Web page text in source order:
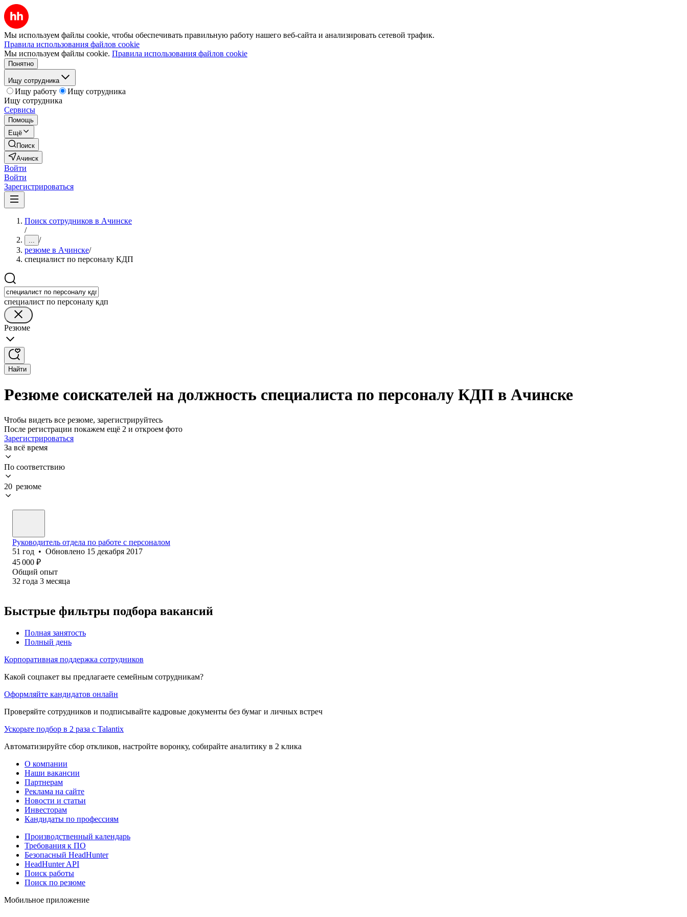
Мы используем файлы cookie, чтобы обеспечивать правильную работу нашего веб-сайта и анализировать сетевой трафик.
Правила использования файлов cookie
Мы используем файлы cookie. Правила использования файлов cookie
Понятно
Ищу сотрудника
Ищу работу
Ищу сотрудника
Ищу сотрудника
Сервисы
Помощь
Ещё
Поиск
Ачинск
Войти
Войти
Зарегистрироваться
Поиск сотрудников в Ачинске
/
... /
резюме в Ачинске/
специалист по персоналу КДП
специалист по персоналу кдп
Резюме
Найти
Резюме соискателей на должность специалиста по персоналу КДП в Ачинске
Чтобы видеть все резюме, зарегистрируйтесь
После регистрации покажем ещё 2 и откроем фото
Зарегистрироваться
За всё время
По соответствию
20 резюме
Руководитель отдела по работе с персоналом
51 год • Обновлено 15 декабря 2017
45 000 ₽
Общий опыт
32 года 3 месяца
Быстрые фильтры подбора вакансий
Полная занятость
Полный день
Корпоративная поддержка сотрудников
Какой соцпакет вы предлагаете семейным сотрудникам?
Оформляйте кандидатов онлайн
Проверяйте сотрудников и подписывайте кадровые документы без бумаг и личных встреч
Ускорьте подбор в 2 раза с Talantix
Автоматизируйте сбор откликов, настройте воронку, собирайте аналитику в 2 клика
О компании
Наши вакансии
Партнерам
Реклама на сайте
Новости и статьи
Инвесторам
Кандидаты по профессиям
Производственный календарь
Требования к ПО
Безопасный HeadHunter
HeadHunter API
Поиск работы
Поиск по резюме
Мобильное приложение